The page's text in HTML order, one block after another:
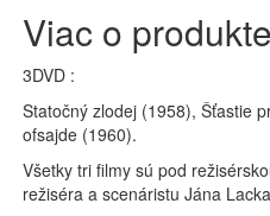
Viac o produkte
3DVD :
Statočný zlodej (1958), Šťastie
ofsajde (1960).
Všetky tri filmy sú pod
režiséra a scenáristu Jána